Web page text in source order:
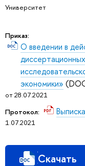
Университет
Приказ:
О введении в
экономики»
от 28.07.2021
Протокол:
1.07.2021
Скачать